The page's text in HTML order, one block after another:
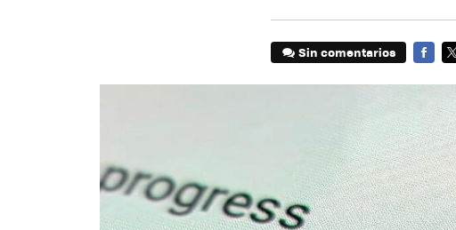
Sin comentarios